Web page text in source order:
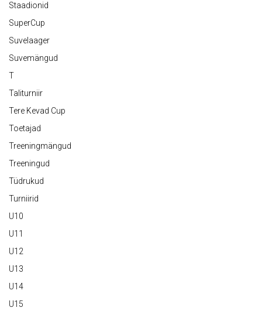
Staadionid
SuperCup
Suvelaager
Suvemängud
T
Taliturniir
Tere Kevad Cup
Toetajad
Treeningmängud
Treeningud
Tüdrukud
Turniirid
U10
U11
U12
U13
U14
U15